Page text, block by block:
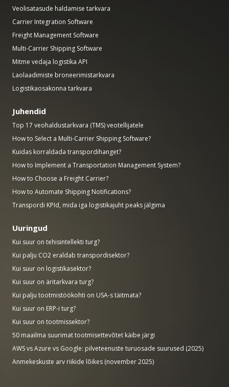
Veolisatasude haldamise tarkvara
Carrier Integration Software
Freight Management Software
Multi-Carrier Shipping Software
Mitme vedaja logistika API
Laolaadimiste broneerimistarkvara
Logistikaosakonna tarkvara
Juhendid
Top 17 veohaldustarkvara (TMS) veotellijatele
How to Select a Multi-Carrier Shipping Software?
Kuidas korraldada transpordihanget?
How to Implement a Transportation Management System?
How to Choose a Freight Carrier?
How to Automate Shipping Notifications?
Transpordi KPId, mida iga logistikajuht peaks jälgima
Uuringud
Kui suur on tehisintellekti turg?
Kui palju CO2 eraldab transpordisektor?
Kui suur on logistikasektor?
Kui suur on äritarkvara turg?
Kui palju tootmistöökohti on USA-s täitmata?
Kui suur on ERP-i turg?
Kui suur on tootmissektor?
50 maailma suurimat tootmisettevõtet käibe järgi
AWS vs Azure vs Google: pilveteenuste turuosade suurused (2025)
Anmekeskuste arv riikide lõikes (november 2025)